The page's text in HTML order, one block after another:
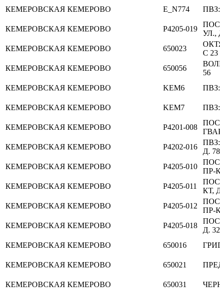
КЕМЕРОВСКАЯ КЕМЕРОВО E_N774
КЕМЕРОВСКАЯ КЕМЕРОВО P4205-019
УЛ.,
КЕМЕРОВСКАЯ КЕМЕРОВО 650023
С 23
КЕМЕРОВСКАЯ КЕМЕРОВО 650056
56
КЕМЕРОВСКАЯ КЕМЕРОВО KEM6
КЕМЕРОВСКАЯ КЕМЕРОВО KEM7
КЕМЕРОВСКАЯ КЕМЕРОВО P4201-008
КЕМЕРОВСКАЯ КЕМЕРОВО P4202-016
Д. 78
КЕМЕРОВСКАЯ КЕМЕРОВО P4205-010
ПР-
КЕМЕРОВСКАЯ КЕМЕРОВО P4205-011
КТ,
КЕМЕРОВСКАЯ КЕМЕРОВО P4205-012
ПР-
КЕМЕРОВСКАЯ КЕМЕРОВО P4205-018
Д. 32
КЕМЕРОВСКАЯ КЕМЕРОВО 650016
КЕМЕРОВСКАЯ КЕМЕРОВО 650021
КЕМЕРОВСКАЯ КЕМЕРОВО 650031